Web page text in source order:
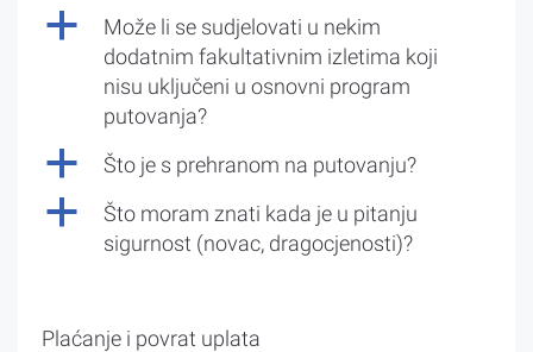
a
Može li se sudjelovati u nekim
dodatnim fakultativnim izletima koji
nisu uključeni u osnovni program
putovanja?
a Što je s prehranom na putovanju?
a
Što moram znati kada je u pitanju
sigurnost (novac, dragocjenosti)?
Plaćanje i povrat uplata